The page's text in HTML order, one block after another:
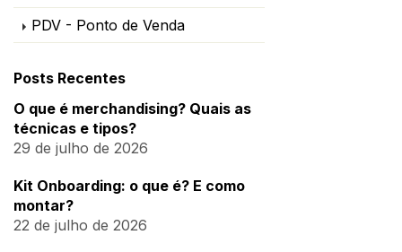
PDV - Ponto de Venda
Posts Recentes
O que é merchandising? Quais as
técnicas e tipos?
29 de julho de 2026
Kit Onboarding: o que é? E como
montar?
22 de julho de 2026